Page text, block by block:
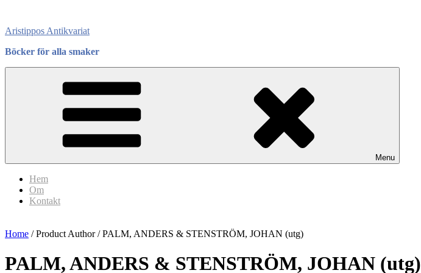
content
Aristippos Antikvariat
Böcker för alla smaker
Menu
Hem
Om
Kontakt
Home / Product Author / PALM, ANDERS & STENSTRÖM, JOHAN (utg)
PALM, ANDERS & STENSTRÖM, JOHAN (utg)